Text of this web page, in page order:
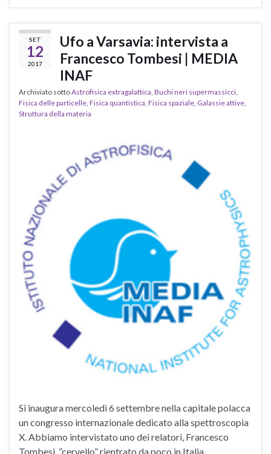
SET
12
2017
Ufo a Varsavia: intervista a
Francesco Tombesi | MEDIA
INAF
Archiviato sottoAstrofisica extragalattica, Buchi neri supermassicci,
Fisica delle particelle, Fisica quantistica, Fisica spaziale, Galassie attive,
Struttura della materia
Si inaugura mercoledì 6 settembre nella capitale polacca
un congresso internazionale dedicato alla spettroscopia
X. Abbiamo intervistato uno dei relatori, Francesco
Tombesi, ”cervello” rientrato da poco in Italia,